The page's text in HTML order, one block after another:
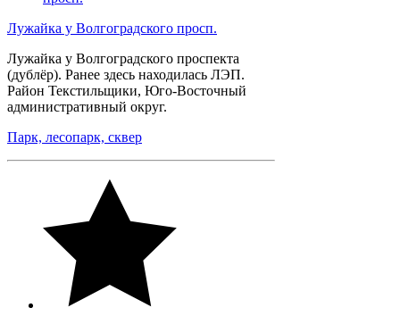
Лужайка у Волгоградского просп.
Лужайка у Волгоградского проспекта
(дублёр). Ранее здесь находилась ЛЭП.
Район Текстильщики, Юго-Восточный
административный округ.
Парк, лесопарк, сквер